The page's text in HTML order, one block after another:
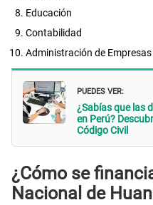
Educación
Contabilidad
Administración de Empresas
PUEDES VER:
¿Sabías que las
en Perú?
Código Civil
¿Cómo se
Nacional de